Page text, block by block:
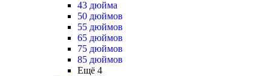
43 дюйма
50 дюймов
55 дюймов
65 дюймов
75 дюймов
85 дюймов
Ещё 4